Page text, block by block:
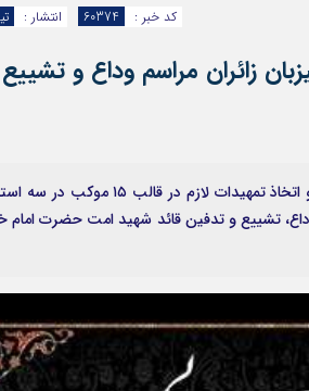
انتشار : تیر کد خبر : 60374
زائران مراسم وداع و
بانک سپه همراه با خیل عظیم عاشقان ولایت، با بسیج امکانات و
تشییع و تدفین قائد شهید امت حضرت‌ امام